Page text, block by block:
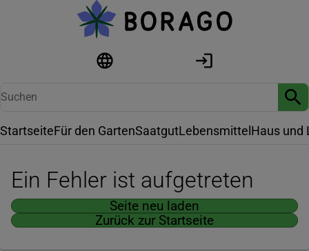
StartseiteFür den GartenSaatgutLebensmittel Haus und
Ein Fehler ist aufgetreten
Seite neu laden
Zurück zur Startseite